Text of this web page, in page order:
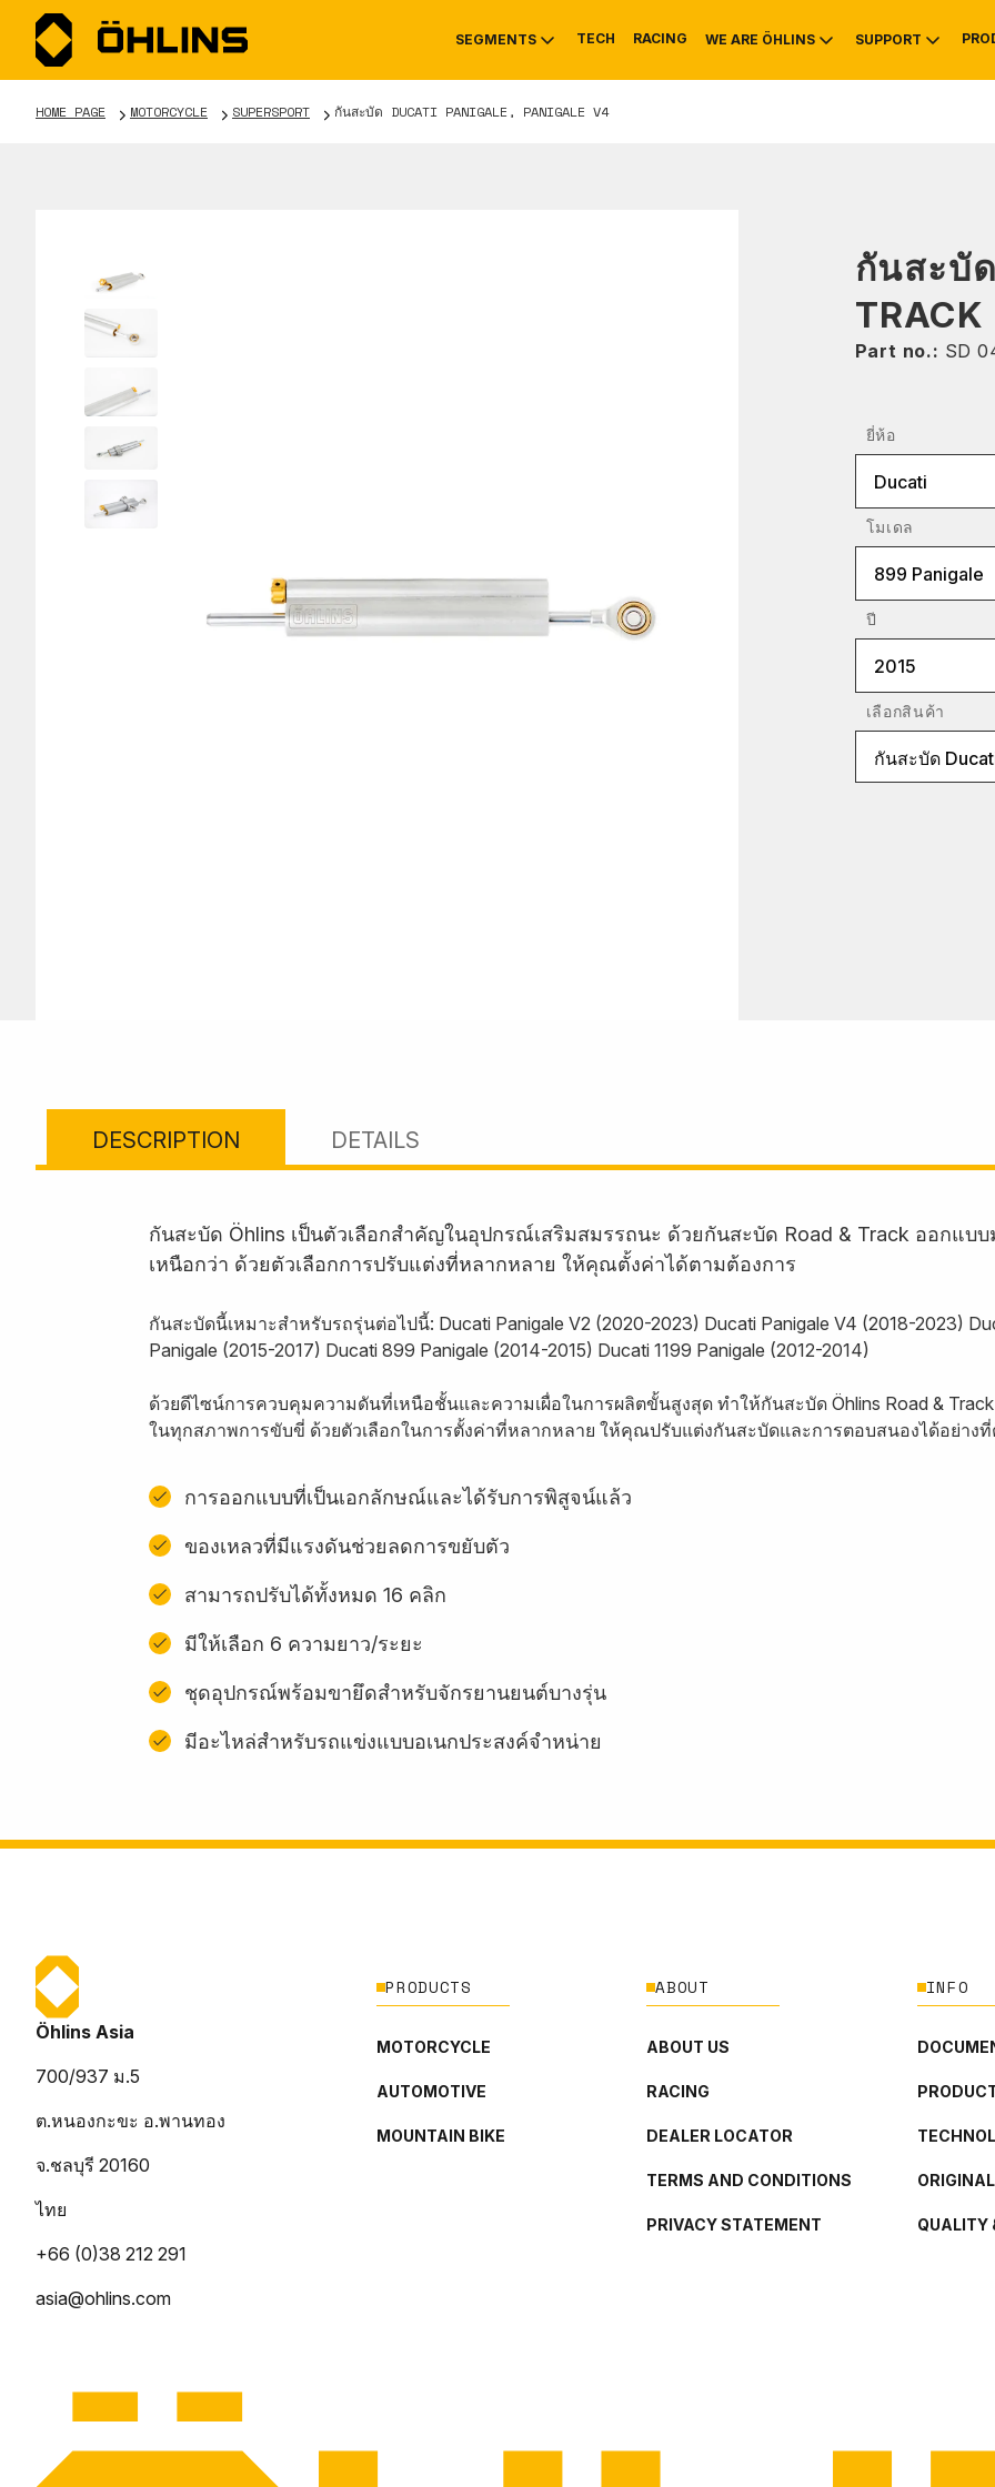
SEGMENTS
MOUNTAIN BIKE
TECH RACING WE ARE ÖHLINS
HISTORY
SUPPORT
SERVICE INFO &
HOME PAGE MOTORCYCLE SUPERSPORT กันสะบัด DUCATI PANIGALE, PANIGALE V4
กันสะบั
TRACK
Part no.: SD
ยี่ห้อ
Ducati
โมเดล
899 Panigale
ปี
2015
เลือกสินค้า
กันสะบัด
DESCRIPTION DETAILS
กันสะบัด Öhlins เป็นตัวเลือกสำคัญในอุปกรณ์เสริมสมรรถนะ ด้วยกันสะบัด Road & Track ออกแบ
เหนือกว่า ด้วยตัวเลือกการปรับแต่งที่หลากหลาย ให้คุณตั้งค่าได้ตามต้องการ
กันสะบัดนี้เหมาะสำหรับรถรุ่นต่อไปนี้: Ducati Panigale V2 (2020-2023) Ducati Panigale V4 (2018-2023)
Panigale (2015-2017) Ducati 899 Panigale (2014-2015) Ducati 1199 Panigale (2012-2014)
ด้วยดีไซน์การควบคุมความดันที่เหนือชั้นและความเผื่อในการผลิตขั้นสูงสุด ทำให้กันสะบัด Öhlins Road &
ในทุกสภาพการขับขี่ ด้วยตัวเลือกในการตั้งค่าที่หลากหลาย ให้คุณปรับแต่งกันสะบัดและการตอบสนองได้อย่างที่
การออกแบบที่เป็นเอกลักษณ์และได้รับการพิสูจน์แล้ว
ของเหลวที่มีแรงดันช่วยลดการขยับตัว
สามารถปรับได้ทั้งหมด 16 คลิก
มีให้เลือก 6 ความยาว/ระยะ
ชุดอุปกรณ์พร้อมขายึดสําหรับจักรยานยนต์บางรุ่น
มีอะไหล่สำหรับรถแข่งแบบอเนกประสงค์จำหน่าย
Öhlins Asia
700/937 ม.5
ต.หนองกะขะ อ.พานทอง
จ.ชลบุรี 20160
ไทย
+66 (0)38 212 291
asia@ohlins.com
PRODUCTS
MOTORCYCLE
AUTOMOTIVE
MOUNTAIN BIKE
ABOUT
ABOUT US
RACING
DEALER LOCATOR
TERMS AND CONDITIONS
PRIVACY STATEMENT
INFO
QUALITY